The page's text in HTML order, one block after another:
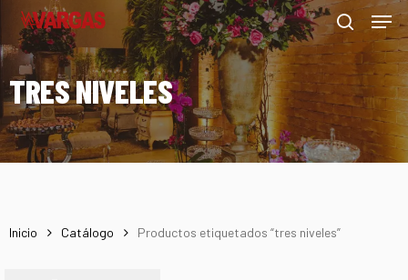
Skip
main
content
search
Menu
TRES NIVELES
Inicio Catálogo Productos etiquetados “tres niveles”
Close
Filters
Menu